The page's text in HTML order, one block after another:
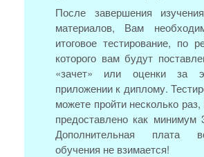
После завершения
материалов, Вам
итоговое тестирование, по
которого вам будут
«зачет» или оценки за
приложении к диплому.
можете пройти несколько
предоставлено как минимум
Дополнительная плата
обучения не взимается!